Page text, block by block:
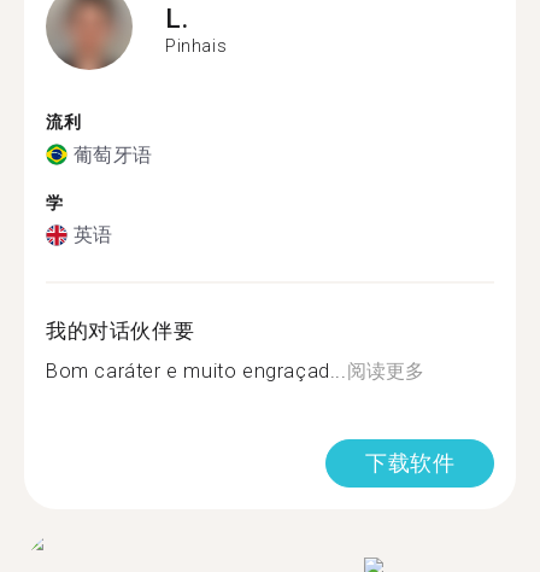
L.
Pinhais
流利
葡萄牙语
学
英语
我的对话伙伴要
Bom caráter e muito engraçad...阅读更多
下载软件